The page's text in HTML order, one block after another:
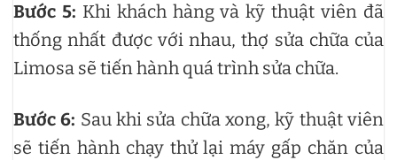
Bước 5: Khi khách hàng và kỹ thuật viên đã
thống nhất được với nhau, thợ sửa chữa của
Limosa sẽ tiến hành quá trình sửa chữa.
Bước 6: Sau khi sửa chữa xong, kỹ thuật viên
sẽ tiến hành chạy thử lại máy gấp chăn của